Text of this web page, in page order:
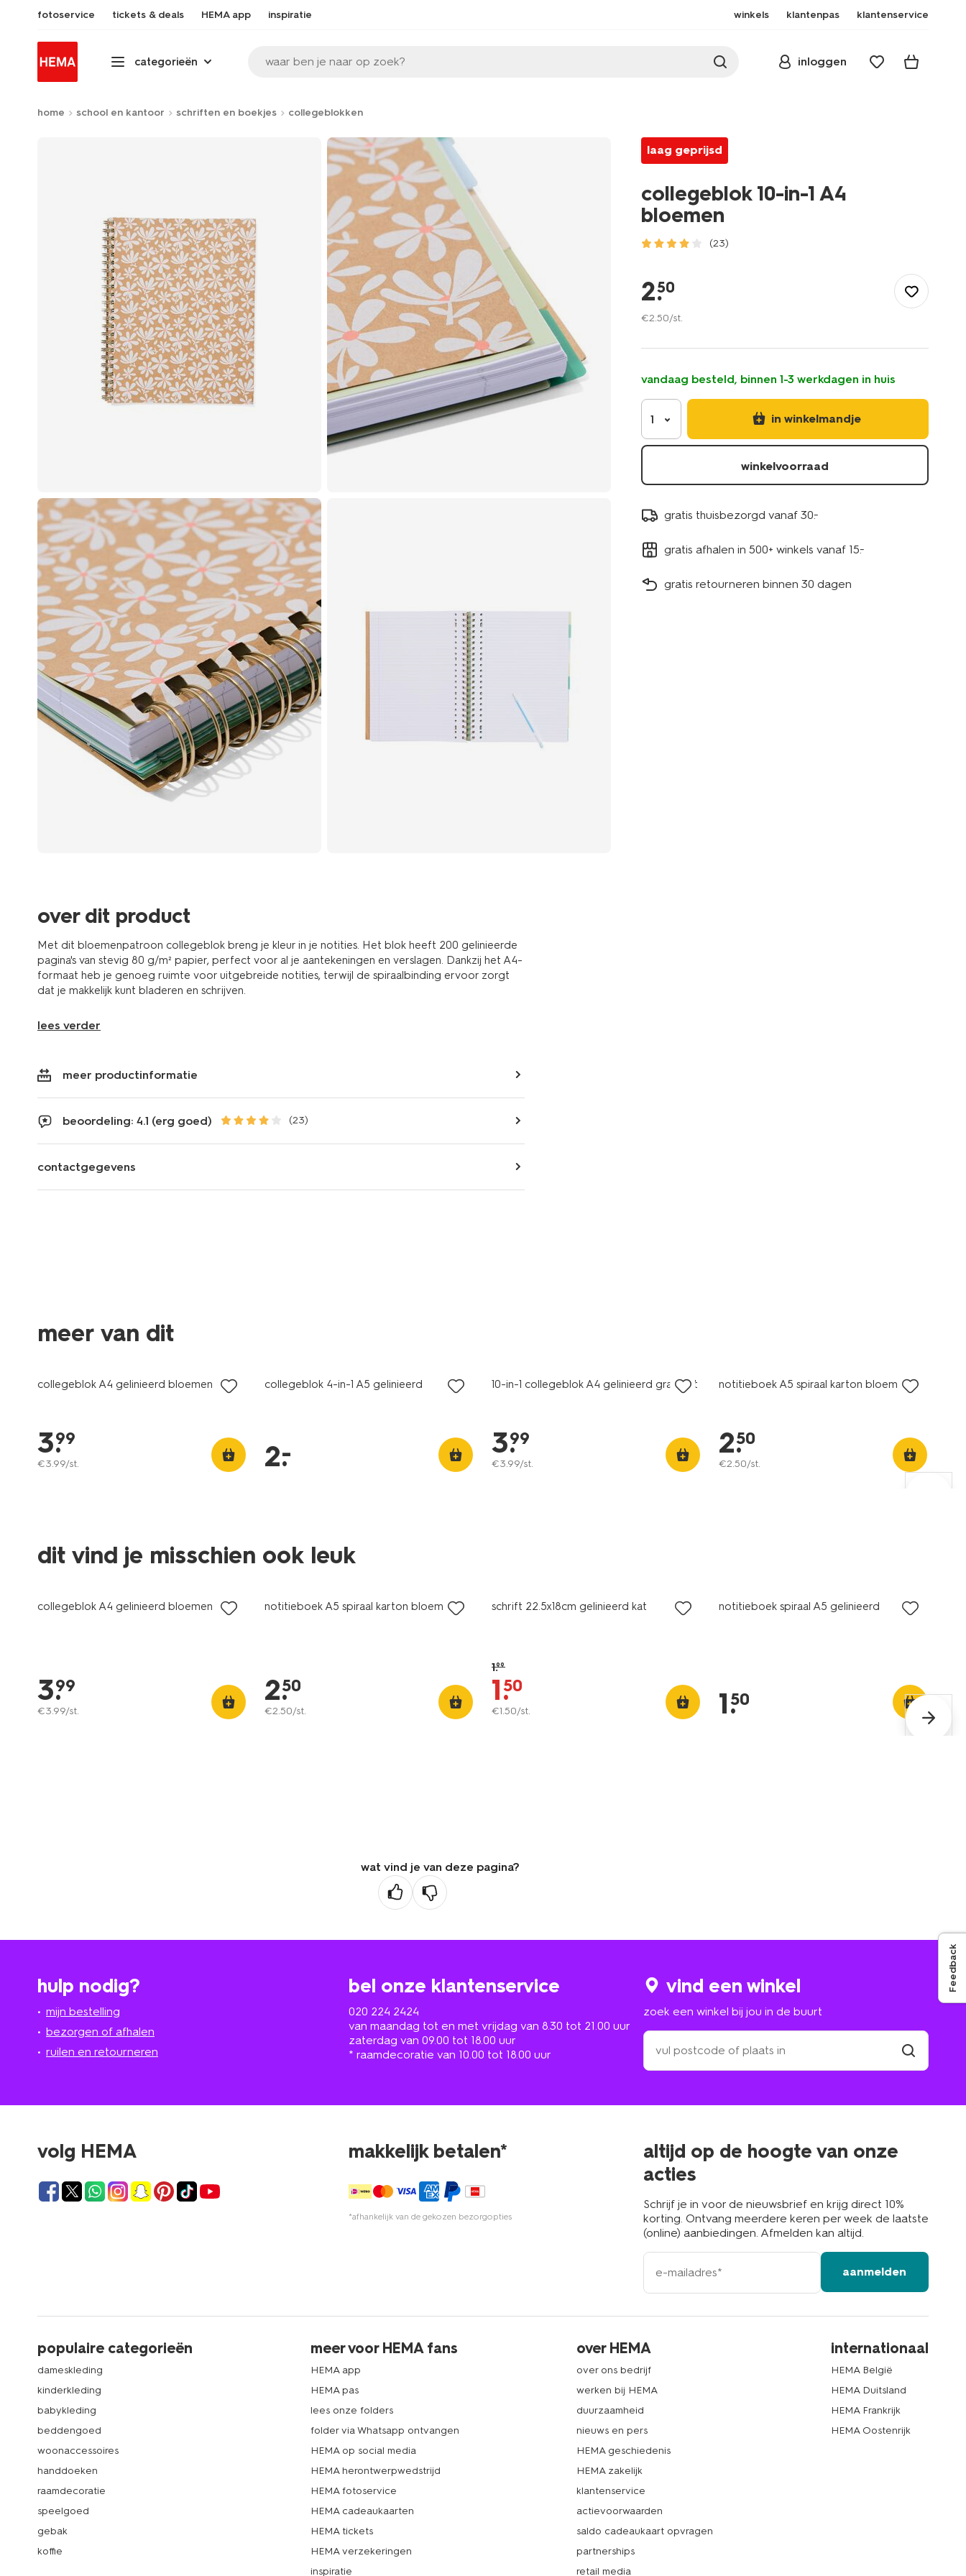
fotoservice tickets & deals HEMA app inspiratie winkels klantenpas klantenservice
categorieën waar ben je naar op zoek? inloggen
home school en kantoor schriften en boekjes collegeblokken
over dit product
Met dit bloemenpatroon collegeblok breng je kleur in je notities. Het blok heeft 200 gelinieerde
pagina's van stevig 80 g/m² papier, perfect voor al je aantekeningen en verslagen. Dankzij het A4-
formaat heb je genoeg ruimte voor uitgebreide notities, terwijl de spiraalbinding ervoor zorgt
dat je makkelijk kunt bladeren en schrijven.
lees verder
meer productinformatie
beoordeling: 4.1 (erg goed) (23)
contactgegevens
laag geprijsd
collegeblok 10-in-1 A4
bloemen
(23)
boekjes/collegeblokken-
10-
bloemen-
14106000.html
2.
50
€2.50/st.
vandaag besteld, binnen 1-3 werkdagen in huis
1 in winkelmandje
winkelvoorraad
gratis thuisbezorgd vanaf 30.-
gratis afhalen in 500+ winkels vanaf 15.-
gratis retourneren binnen 30 dagen
meer van dit
collegeblok A4 gelinieerd bloemen
3.
99
€3.99/st.
collegeblok 4-in-1 A5 gelinieerd
2.
–
10-in-1 collegeblok A4 gelinieerd gradient
3.
99
€3.99/st.
notitieboek A5 spiraal karton bloemen
2.
50
€2.50/st.
dit vind je misschien ook leuk
collegeblok A4 gelinieerd bloemen
3.
99
€3.99/st.
notitieboek A5 spiraal karton bloemen
2.
50
€2.50/st.
schrift 22.5x18cm gelinieerd kat
1.99
1.
50
€1.50/st.
notitieboek spiraal A5 gelinieerd
1.
50
wat vind je van deze pagina?
hulp nodig?
mijn bestelling
bezorgen of afhalen
ruilen en retourneren
bel onze klantenservice
020 224 2424
van maandag tot en met vrijdag van 8.30 tot 21.00 uur
zaterdag van 09.00 tot 18.00 uur
* raamdecoratie van 10.00 tot 18.00 uur
vind een winkel
zoek een winkel bij jou in de buurt
zoek
een
winkel
in
volg HEMA makkelijk betalen*
*afhankelijk van de gekozen bezorgopties
altijd op de hoogte van onze
acties
Schrijf je in voor de nieuwsbrief en krijg direct 10%
korting. Ontvang meerdere keren per week de laatste
(online) aanbiedingen. Afmelden kan altijd.
e-
mailadres
aanmelden
populaire categorieën
dameskleding
kinderkleding
babykleding
beddengoed
woonaccessoires
handdoeken
raamdecoratie
speelgoed
gebak
koffie
meer voor HEMA fans
HEMA app
HEMA pas
lees onze folders
folder via Whatsapp ontvangen
HEMA op social media
HEMA herontwerpwedstrijd
HEMA fotoservice
HEMA cadeaukaarten
HEMA tickets
HEMA verzekeringen
inspiratie
over HEMA
over ons bedrijf
werken bij HEMA
duurzaamheid
nieuws en pers
HEMA geschiedenis
HEMA zakelijk
klantenservice
actievoorwaarden
saldo cadeaukaart opvragen
partnerships
retail media
internationaal
HEMA België
HEMA Duitsland
HEMA Frankrijk
HEMA Oostenrijk
Feedback